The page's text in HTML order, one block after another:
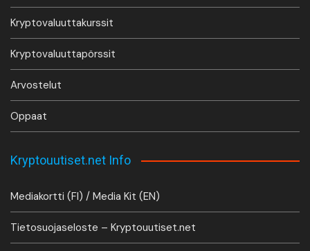
Kryptovaluuttakurssit
Kryptovaluuttapörssit
Arvostelut
Oppaat
Kryptouutiset.net Info
Mediakortti (FI) / Media Kit (EN)
Tietosuojaseloste – Kryptouutiset.net